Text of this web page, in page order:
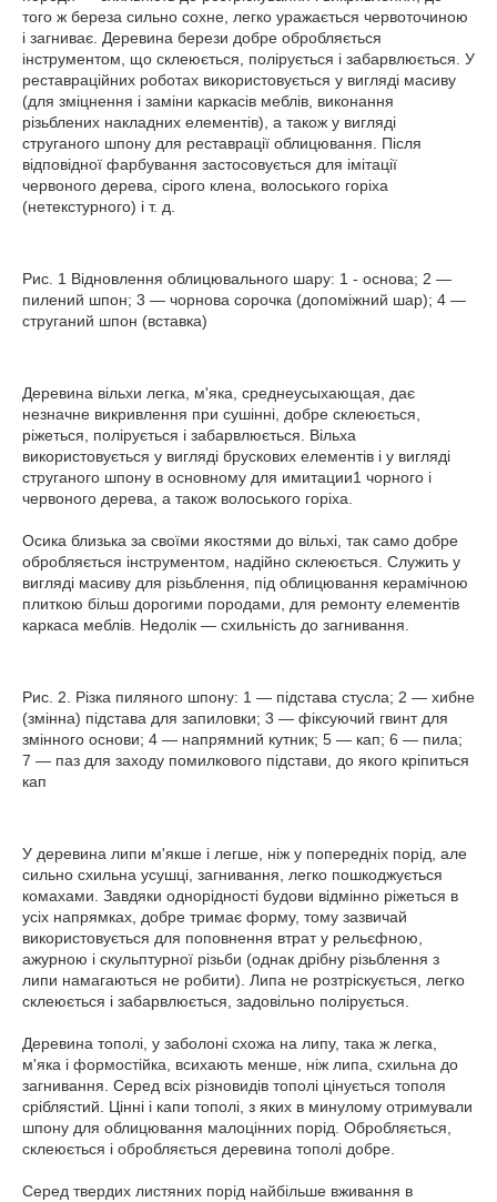
того ж береза сильно сохне, легко уражається червоточиною
і загниває. Деревина берези добре обробляється
інструментом, що склеюється, полірується і забарвлюється. У
реставраційних роботах використовується у вигляді масиву
(для зміцнення і заміни каркасів меблів, виконання
різьблених накладних елементів), а також у вигляді
струганого шпону для реставрації облицювання. Після
відповідної фарбування застосовується для імітації
червоного дерева, сірого клена, волоського горіха
(нетекстурного) і т. д.
Рис. 1 Відновлення облицювального шару: 1 - основа; 2 —
пилений шпон; 3 — чорнова сорочка (допоміжний шар); 4 —
струганий шпон (вставка)
Деревина вільхи легка, м'яка, среднеусыхающая, дає
незначне викривлення при сушінні, добре склеюється,
ріжеться, полірується і забарвлюється. Вільха
використовується у вигляді брускових елементів і у вигляді
струганого шпону в основному для имитации1 чорного і
червоного дерева, а також волоського горіха.
Осика близька за своїми якостями до вільхі, так само добре
обробляється інструментом, надійно склеюється. Служить у
вигляді масиву для різьблення, під облицювання керамічною
плиткою більш дорогими породами, для ремонту елементів
каркаса меблів. Недолік — схильність до загнивання.
Рис. 2. Різка пиляного шпону: 1 — підстава стусла; 2 — хибне
(змінна) підстава для запиловки; 3 — фіксуючий гвинт для
змінного основи; 4 — напрямний кутник; 5 — кап; 6 — пила;
7 — паз для заходу помилкового підстави, до якого кріпиться
кап
У деревина липи м'якше і легше, ніж у попередніх порід, але
сильно схильна усушці, загнивання, легко пошкоджується
комахами. Завдяки однорідності будови відмінно ріжеться в
усіх напрямках, добре тримає форму, тому зазвичай
використовується для поповнення втрат у рельєфною,
ажурною і скульптурної різьби (однак дрібну різьблення з
липи намагаються не робити). Липа не розтріскується, легко
склеюється і забарвлюється, задовільно полірується.
Деревина тополі, у заболоні схожа на липу, така ж легка,
м'яка і формостійка, всихають менше, ніж липа, схильна до
загнивання. Серед всіх різновидів тополі цінується тополя
сріблястий. Цінні і капи тополі, з яких в минулому отримували
шпону для облицювання малоцінних порід. Обробляється,
склеюється і обробляється деревина тополі добре.
Серед твердих листяних порід найбільше вживання в